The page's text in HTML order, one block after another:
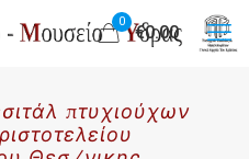
0
€0.00
πτυχιούχων